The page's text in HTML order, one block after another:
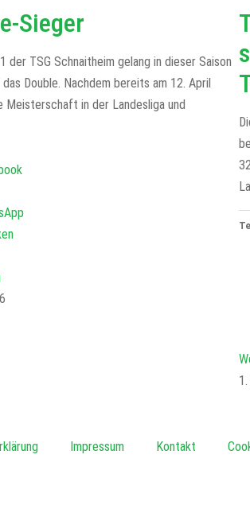
Sieger
der TSG Schnaitheim gelang in dieser Saison
Double. Nachdem bereits am 12. April
Meisterschaft in der Landesliga und
Impressum Kontakt